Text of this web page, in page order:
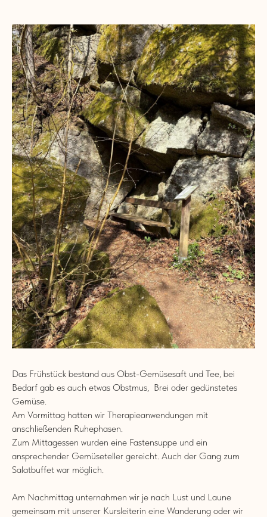
Das Frühstück bestand aus Obst-Gemüsesaft und Tee, bei
Bedarf gab es auch etwas Obstmus, Brei oder gedünstetes
Gemüse.
Am Vormittag hatten wir Therapieanwendungen mit
anschließenden Ruhephasen.
Zum Mittagessen wurden eine Fastensuppe und ein
ansprechender Gemüseteller gereicht. Auch der Gang zum
Salatbuffet war möglich.
Am Nachmittag unternahmen wir je nach Lust und Laune
gemeinsam mit unserer Kursleiterin eine Wanderung oder wir